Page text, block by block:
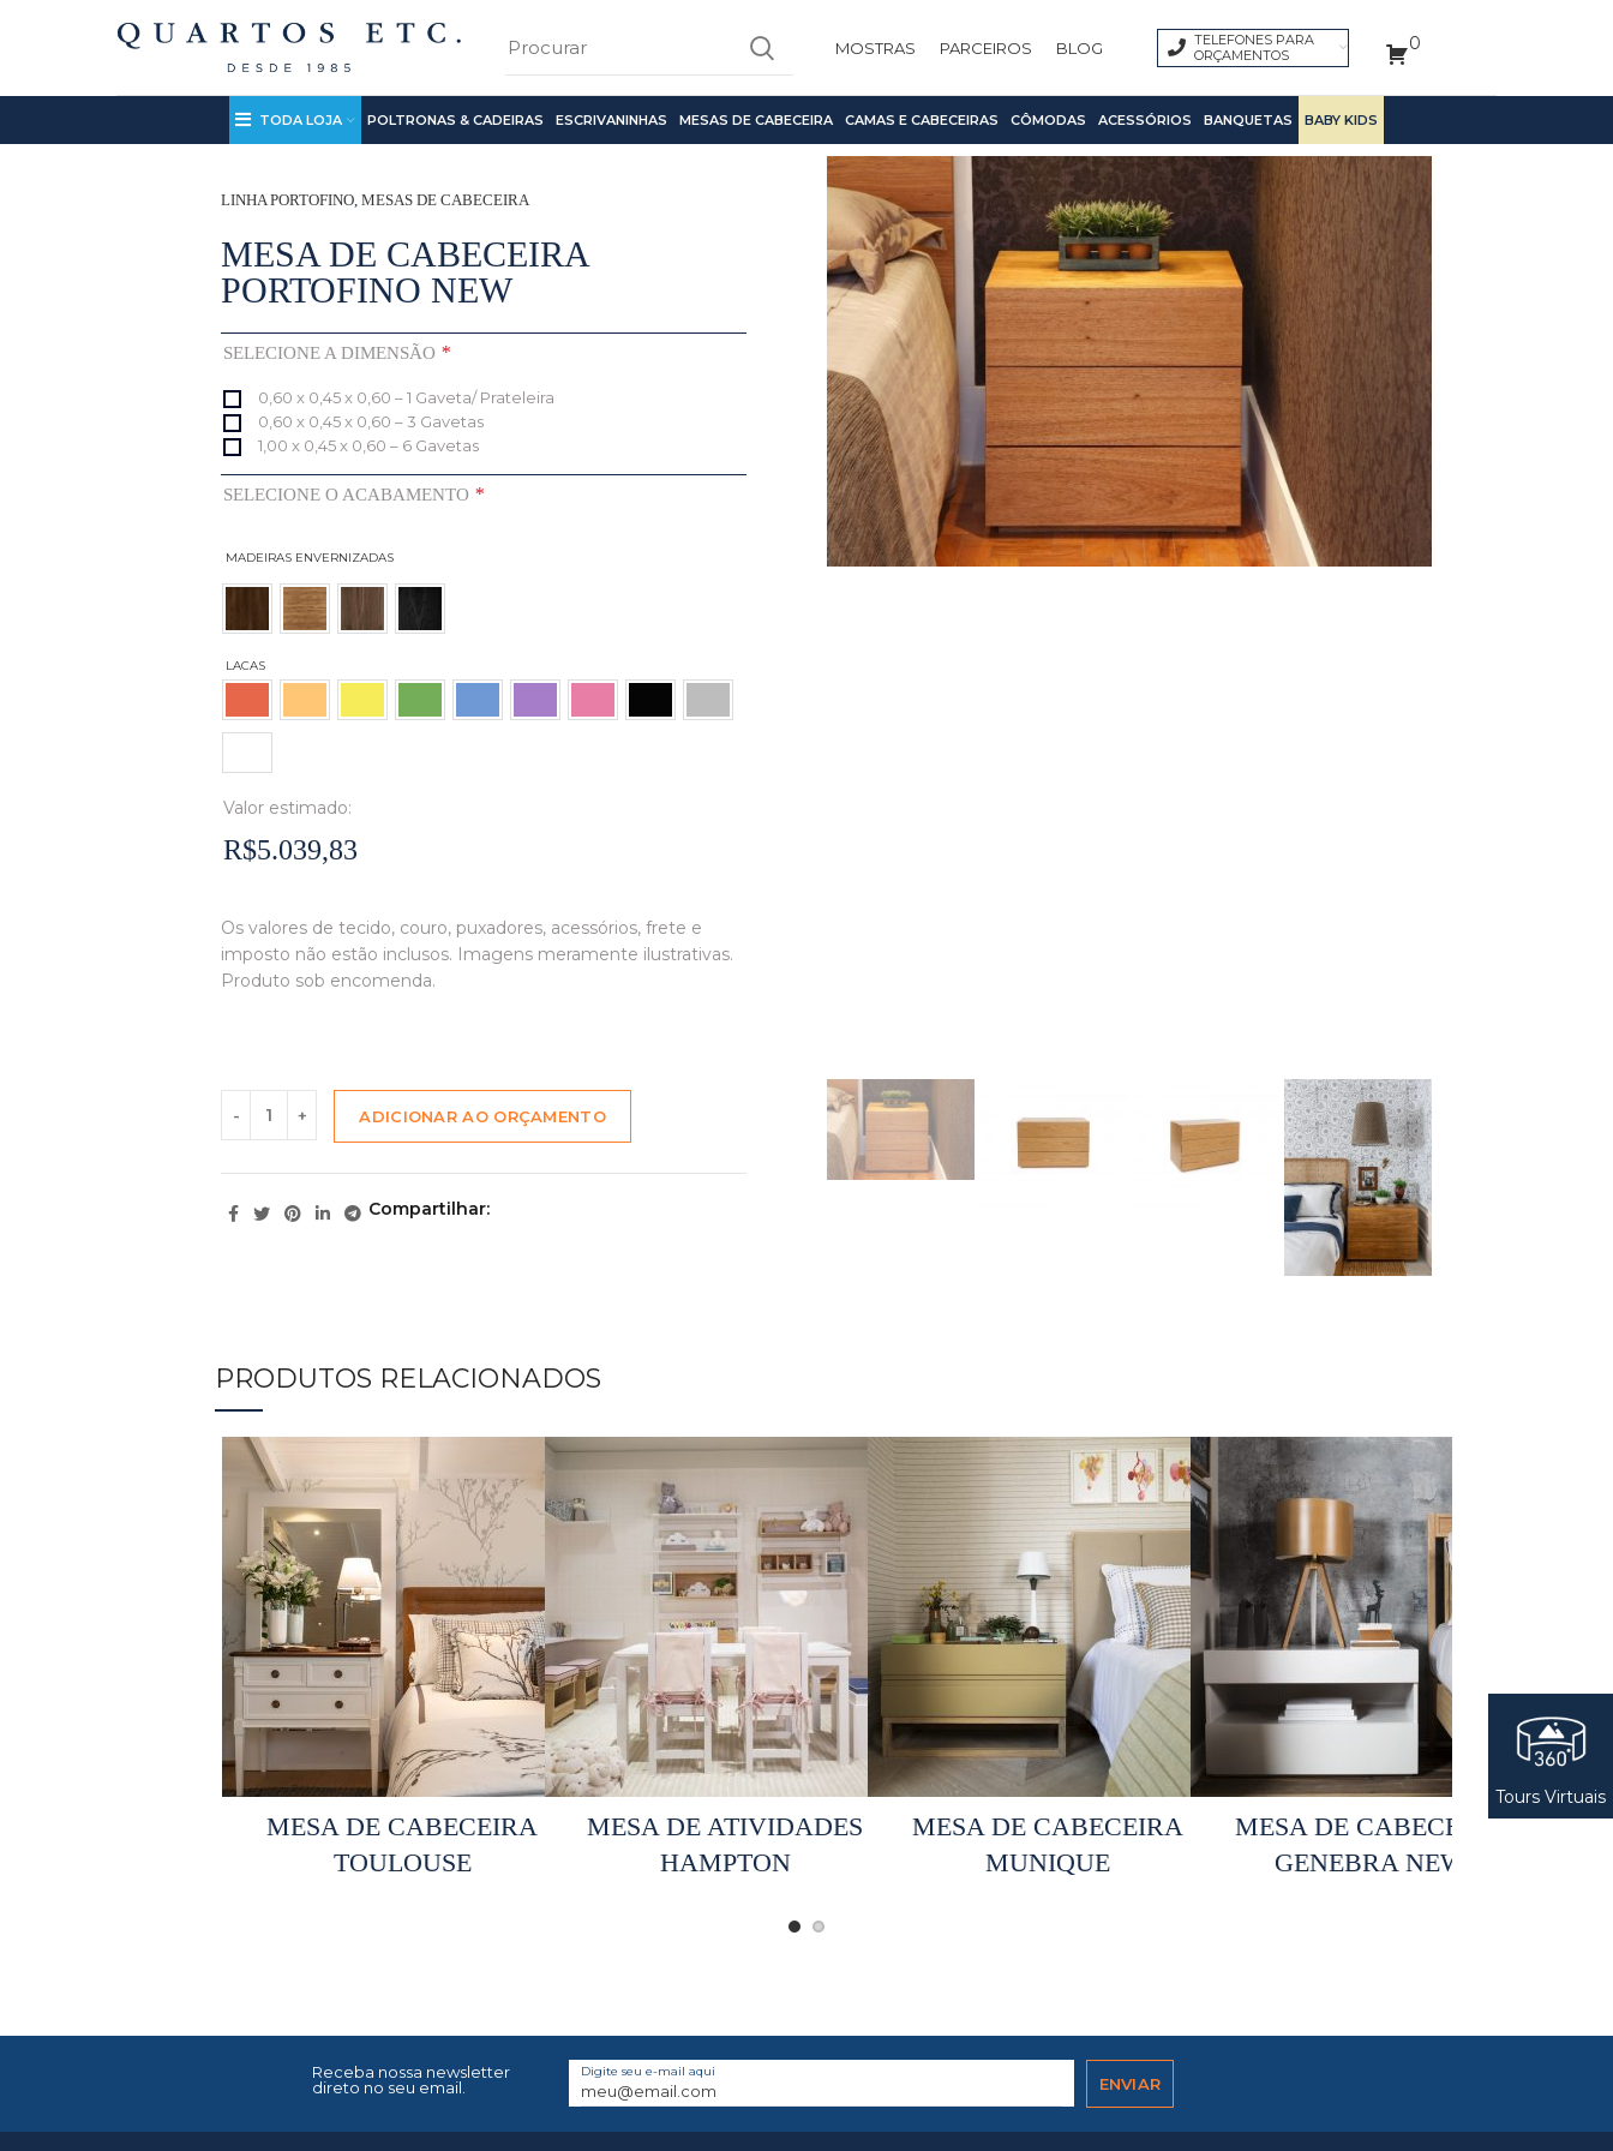
MOSTRAS PARCEIROS BLOG
TELEFONES PARA
ORÇAMENTOS
0
TODA LOJA POLTRONAS & CADEIRAS ESCRIVANINHAS MESAS DE CABECEIRA CAMAS E CABECEIRAS CÔMODAS ACESSÓRIOS BANQUETAS BABY KIDS
LINHA PORTOFINO, MESAS DE CABECEIRA
MESA DE CABECEIRA
PORTOFINO NEW
SELECIONE A DIMENSÃO *
0,60 x 0,45 x 0,60 – 1 Gaveta/ Prateleira
0,60 x 0,45 x 0,60 – 3 Gavetas
1,00 x 0,45 x 0,60 – 6 Gavetas
SELECIONE O ACABAMENTO *
Valor estimado:
R$5.039,83
Os valores de tecido, couro, puxadores, acessórios, frete e
imposto não estão inclusos. Imagens meramente ilustrativas.
Produto sob encomenda.
ADICIONAR AO ORÇAMENTO
Compartilhar
PRODUTOS RELACIONADOS
MESA DE CABECEIRA
TOULOUSE
MESA DE ATIVIDADES
HAMPTON
MESA DE CABECEIRA
MUNIQUE
MESA DE CABECEIRA
GENEBRA NEW
Receba nossa newsletter
direto no seu email.
Digite seu e-mail aqui
Tours Virtuais